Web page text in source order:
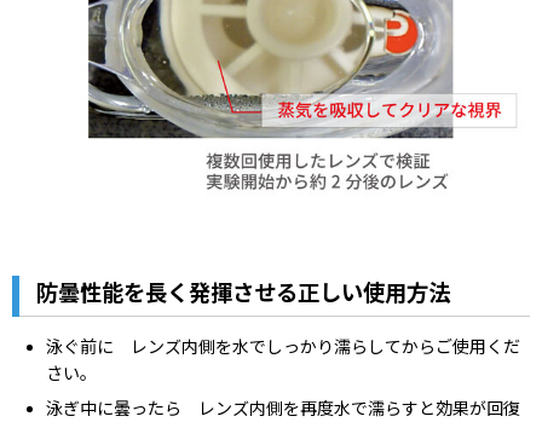
防曇性能を長く発揮させる正しい使用方法
泳ぐ前に レンズ内側を水でしっかり濡らしてからご使用くだ
さい。
泳ぎ中に曇ったら レンズ内側を再度水で濡らすと効果が回復